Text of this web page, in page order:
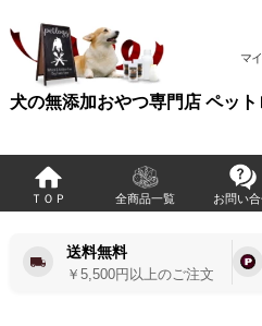
犬の無添加おやつ専門店 ペット
マ
ＴＯＰ 全商品一覧 お問い
送料無料
￥5,500円以上のご注文